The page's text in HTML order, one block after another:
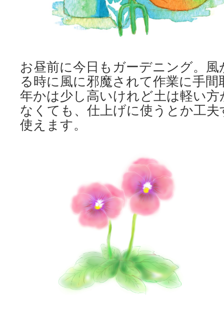
お昼前に今日もガーデニング。
る時に風に邪魔されて作業に手
年かは少し高いけれど土は軽い
なくても、仕上げに使うとか工
使えます。